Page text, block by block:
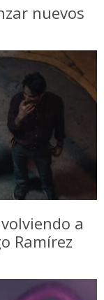
nuevos
a
Ramírez